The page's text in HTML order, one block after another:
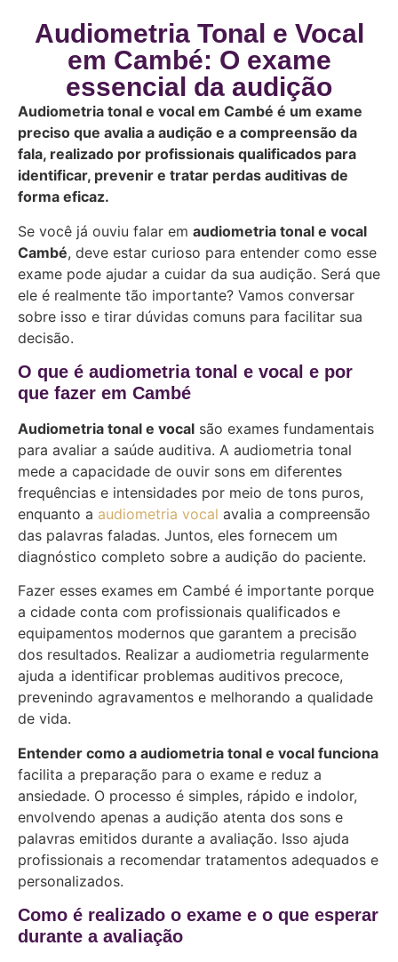
Audiometria Tonal e Vocal
em Cambé: O exame
essencial da audição
Audiometria tonal e vocal em Cambé é um exame
preciso que avalia a audição e a compreensão da
fala, realizado por profissionais qualificados para
identificar, prevenir e tratar perdas auditivas de
forma eficaz.
Se você já ouviu falar em audiometria tonal e vocal
Cambé, deve estar curioso para entender como esse
exame pode ajudar a cuidar da sua audição. Será que
ele é realmente tão importante? Vamos conversar
sobre isso e tirar dúvidas comuns para facilitar sua
decisão.
O que é audiometria tonal e vocal e por
que fazer em Cambé
Audiometria tonal e vocal são exames fundamentais
para avaliar a saúde auditiva. A audiometria tonal
mede a capacidade de ouvir sons em diferentes
frequências e intensidades por meio de tons puros,
enquanto a audiometria vocal avalia a compreensão
das palavras faladas. Juntos, eles fornecem um
diagnóstico completo sobre a audição do paciente.
Fazer esses exames em Cambé é importante porque
a cidade conta com profissionais qualificados e
equipamentos modernos que garantem a precisão
dos resultados. Realizar a audiometria regularmente
ajuda a identificar problemas auditivos precoce,
prevenindo agravamentos e melhorando a qualidade
de vida.
Entender como a audiometria tonal e vocal funciona
facilita a preparação para o exame e reduz a
ansiedade. O processo é simples, rápido e indolor,
envolvendo apenas a audição atenta dos sons e
palavras emitidos durante a avaliação. Isso ajuda
profissionais a recomendar tratamentos adequados e
personalizados.
Como é realizado o exame e o que esperar
durante a avaliação